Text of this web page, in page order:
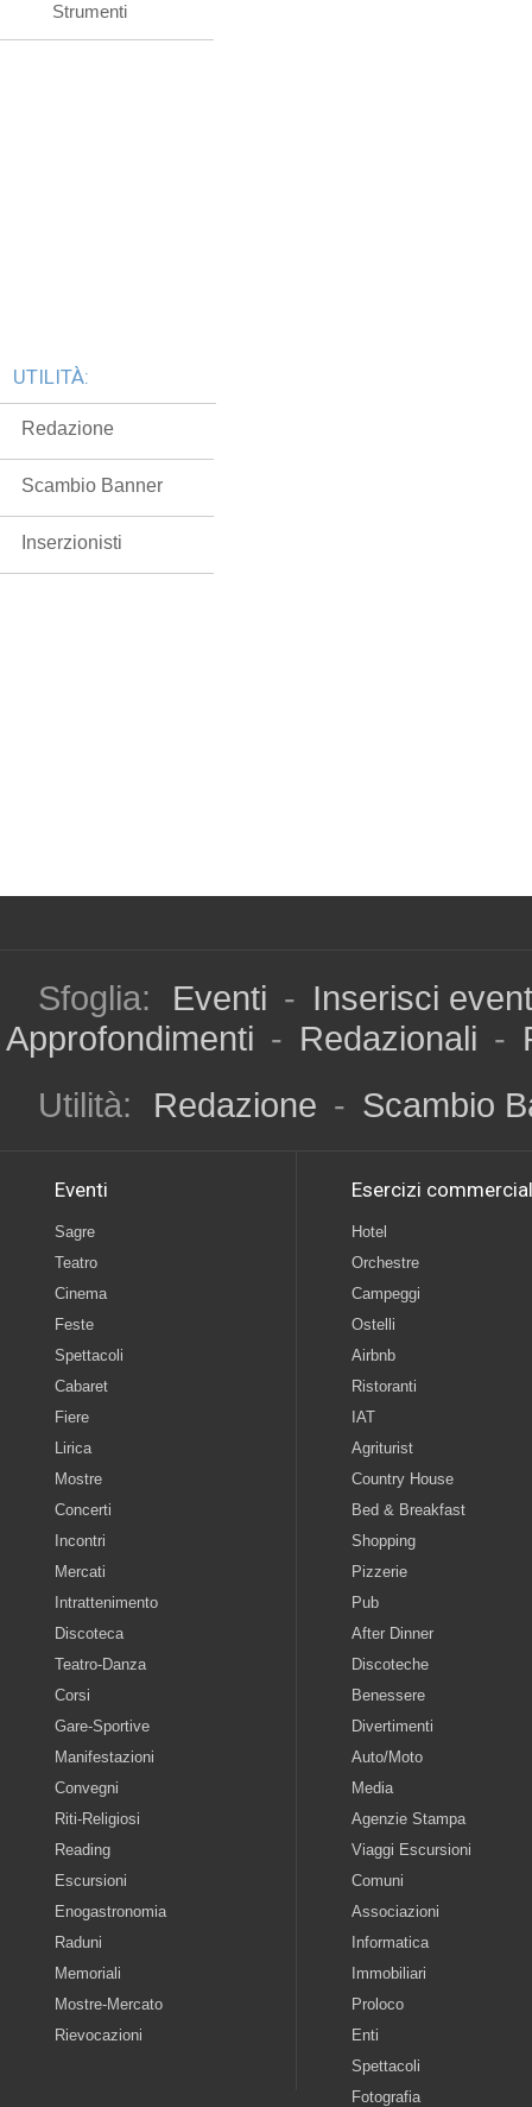
Strumenti
UTILITÀ:
Redazione
Scambio Banner
Inserzionisti
Sfoglia: Eventi - Inserisci
Approfondimenti - Redazionali -
Utilità:
Redazione - Scambio
Eventi
Sagre
Teatro
Cinema
Feste
Spettacoli
Cabaret
Fiere
Lirica
Mostre
Concerti
Incontri
Mercati
Intrattenimento
Discoteca
Teatro-Danza
Corsi
Gare-Sportive
Manifestazioni
Convegni
Riti-Religiosi
Reading
Escursioni
Enogastronomia
Raduni
Memoriali
Mostre-Mercato
Rievocazioni
Esercizi
Hotel
Orchestre
Campeggi
Ostelli
Airbnb
Ristoranti
IAT
Agriturist
Country House
Bed & Breakfast
Shopping
Pizzerie
Pub
After Dinner
Discoteche
Benessere
Divertimenti
Auto/Moto
Media
Agenzie Stampa
Viaggi Escursioni
Comuni
Associazioni
Informatica
Immobiliari
Proloco
Enti
Spettacoli
Fotografia